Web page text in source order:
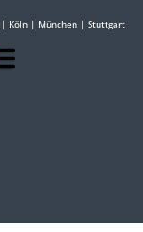
Köln | München | Stuttgart